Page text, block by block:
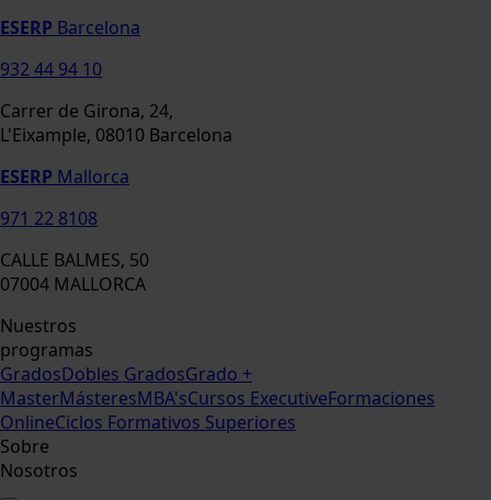
ESERP Barcelona
932 44 94 10
Carrer de Girona, 24,
L'Eixample, 08010 Barcelona
ESERP Mallorca
971 22 8108
CALLE BALMES, 50
07004 MALLORCA
Nuestros
programas
GradosDobles GradosGrado +
MasterMásteresMBA'sCursos ExecutiveFormaciones
OnlineCiclos Formativos Superiores
Sobre
Nosotros